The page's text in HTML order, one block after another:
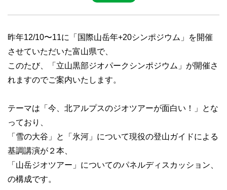
昨年12/10〜11に「国際山岳年+20シンポジウム」を開催
させていただいた富山県で、
このたび、「立山黒部ジオパークシンポジウム」が開催さ
れますのでご案内いたします。
テーマは「今、北アルプスのジオツアーが面白い！」とな
っており、
「雪の大谷」と「氷河」について現役の登山ガイドによる
基調講演が２本、
「山岳ジオツアー」についてのパネルディスカッション、
の構成です。